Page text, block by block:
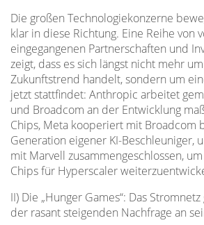
Die großen Technologiekonzerne
klar in diese Richtung. Eine Reihe von
eingegangenen Partnerschaften und
zeigt, dass es sich längst nicht mehr
Zukunftstrend handelt, sondern um
jetzt stattfindet: Anthropic arbeitet
und Broadcom an der Entwicklung
Chips, Meta kooperiert mit Broadcom
Generation eigener KI-Beschleuniger,
mit Marvell zusammengeschlossen,
Chips für Hyperscaler
II) Die „Hunger Games“: Das
der rasant steigenden Nachfrage an